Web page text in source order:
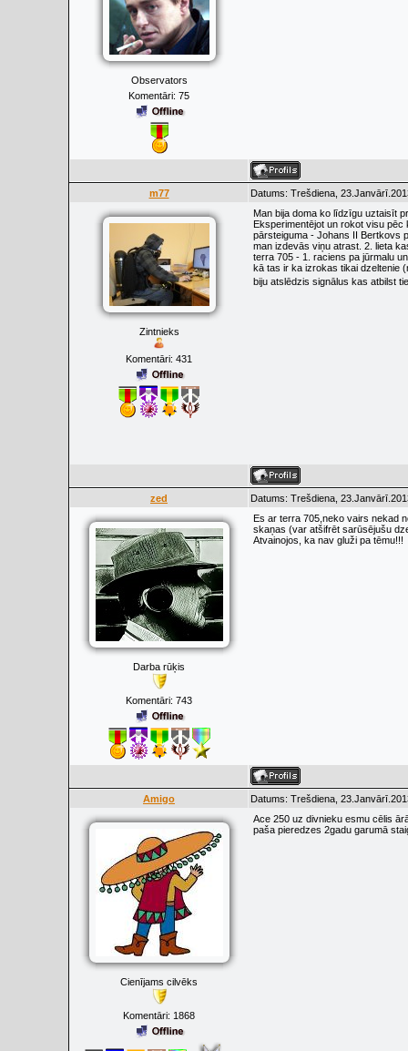
Observators
Komentāri: 75
m77 Datums: Trešdiena,
Zintnieks
Komentāri: 431
Man bija doma ko līdzīgu uztaisīt
Eksperimentējot un rokot visu
pārsteiguma - Johans II Bertkovs
man izdevās viņu atrast. 2. lieta
terra 705 - 1. raciens pa jūrmalu
kā tas ir ka izrokas tikai dzeltenie
biju atslēdzis signālus kas atbilst
zed Datums: Trešdiena,
Darba rūķis
Komentāri: 743
Es ar terra 705,neko vairs nekad
skaņas (var atšifrēt sarūsējušu
Atvainojos, ka nav gluži pa tēmu!!!
Amigo Datums: Trešdiena,
Cienījams cilvēks
Komentāri: 1868
Ace 250 uz divnieku esmu cēlis
paša pieredzes 2gadu garumā